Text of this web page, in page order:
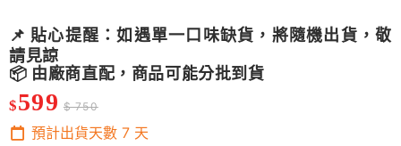
📌 貼心提醒：如遇單一口味缺貨，將隨機出貨，敬
請見諒
📦 由廠商直配，商品可能分批到貨
$599 $ 750
預計出貨天數 7 天